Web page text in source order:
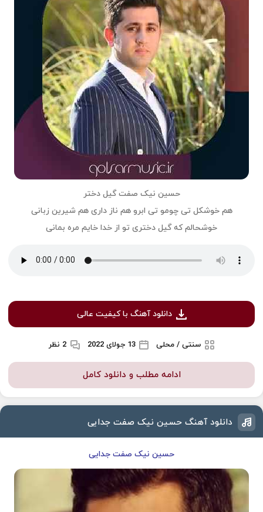
حسین نیک صفت گیل دختر
هم خوشکل تی چومو تی ابرو هم‌ ناز داری هم شیرین زبانی
خوشحالم که گیل دختری تو از خدا خایم مره بمانی
دانلود آهنگ با کیفیت عالی
سنتی / محلی 13 جولای 2022 2 نظر
ادامه مطلب و دانلود کامل
دانلود آهنگ حسین نیک صفت جدایی
حسین نیک صفت جدایی